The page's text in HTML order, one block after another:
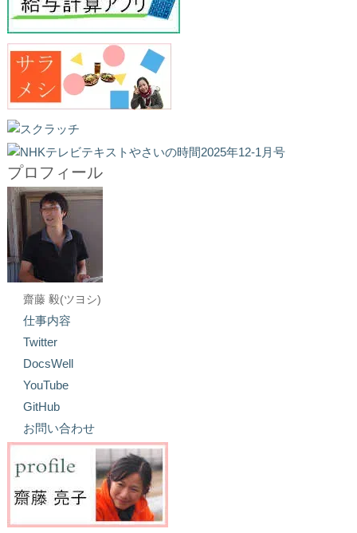
プロフィール
齋藤 毅(ツヨシ)
仕事内容
Twitter
DocsWell
YouTube
GitHub
お問い合わせ